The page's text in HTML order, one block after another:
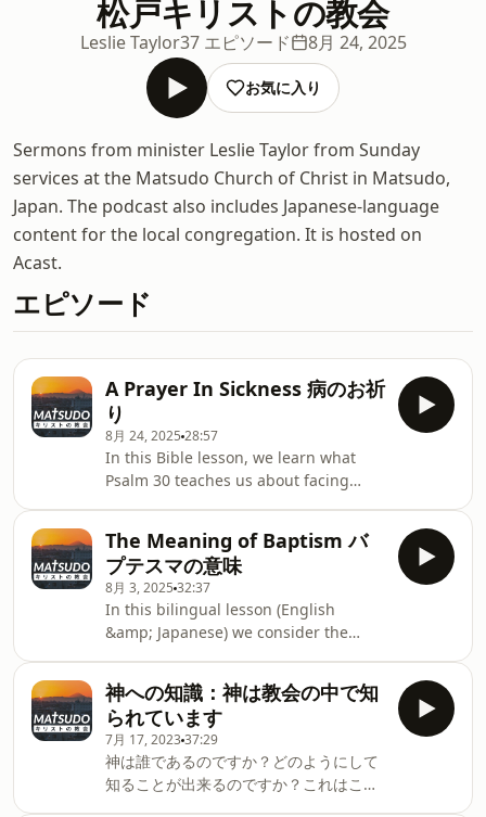
松戸キリストの教会
Leslie Taylor37 エピソード 8月 24, 2025
お気に入り
Sermons from minister Leslie Taylor from Sunday
services at the Matsudo Church of Christ in Matsudo,
Japan. The podcast also includes Japanese-language
content for the local congregation. It is hosted on
Acast.
エピソード
A Prayer In Sickness 病のお祈
り
8月 24, 2025 28:57
In this Bible lesson, we learn what
Psalm 30 teaches us about facing
直面することをどのようにして出来るの
か学びます。 Hosted on Acast. See
acast.com/privacy for more
information.
The Meaning of Baptism バ
プテスマの意味
8月 3, 2025 32:37
In this bilingual lesson (English
&amp; Japanese) we consider the
verses for this lesson are: Romans
6:1-4 &amp; Galatians 3:26-27. Hosted
on Acast. See acast.com/privacy for
more information.
神への知識：神は教会の中で知
られています
7月 17, 202337:29
神は誰であるのですか？どのようにして
知ることが出来るのですか？これはこの